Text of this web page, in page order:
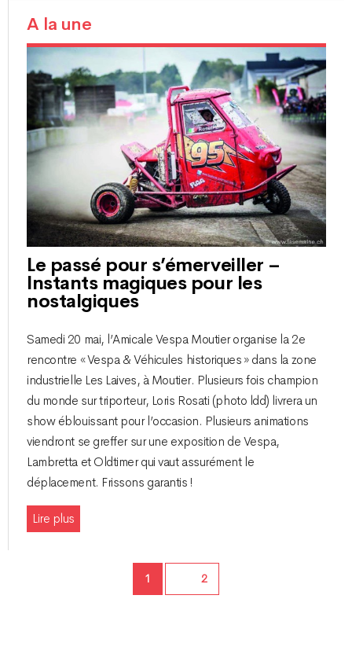
A la une
Le passé pour s’émerveiller –
Instants magiques pour les
nostalgiques
Samedi 20 mai, l’Amicale Vespa Moutier organise la 2e
rencontre « Vespa & Véhicules historiques » dans la zone
industrielle Les Laives, à Moutier. Plusieurs fois champion
du monde sur triporteur, Loris Rosati (photo ldd) livrera un
show éblouissant pour l’occasion. Plusieurs animations
viendront se greffer sur une exposition de Vespa,
Lambretta et Oldtimer qui vaut assurément le
déplacement. Frissons garantis !
Lire plus
Page
1 Page2